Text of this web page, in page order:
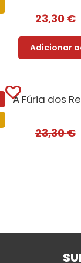
23,30€
Adicionar
23,30€